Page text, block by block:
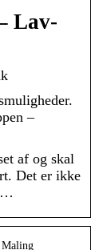
Lav-
–
af og skal
Det er ikke
Maling